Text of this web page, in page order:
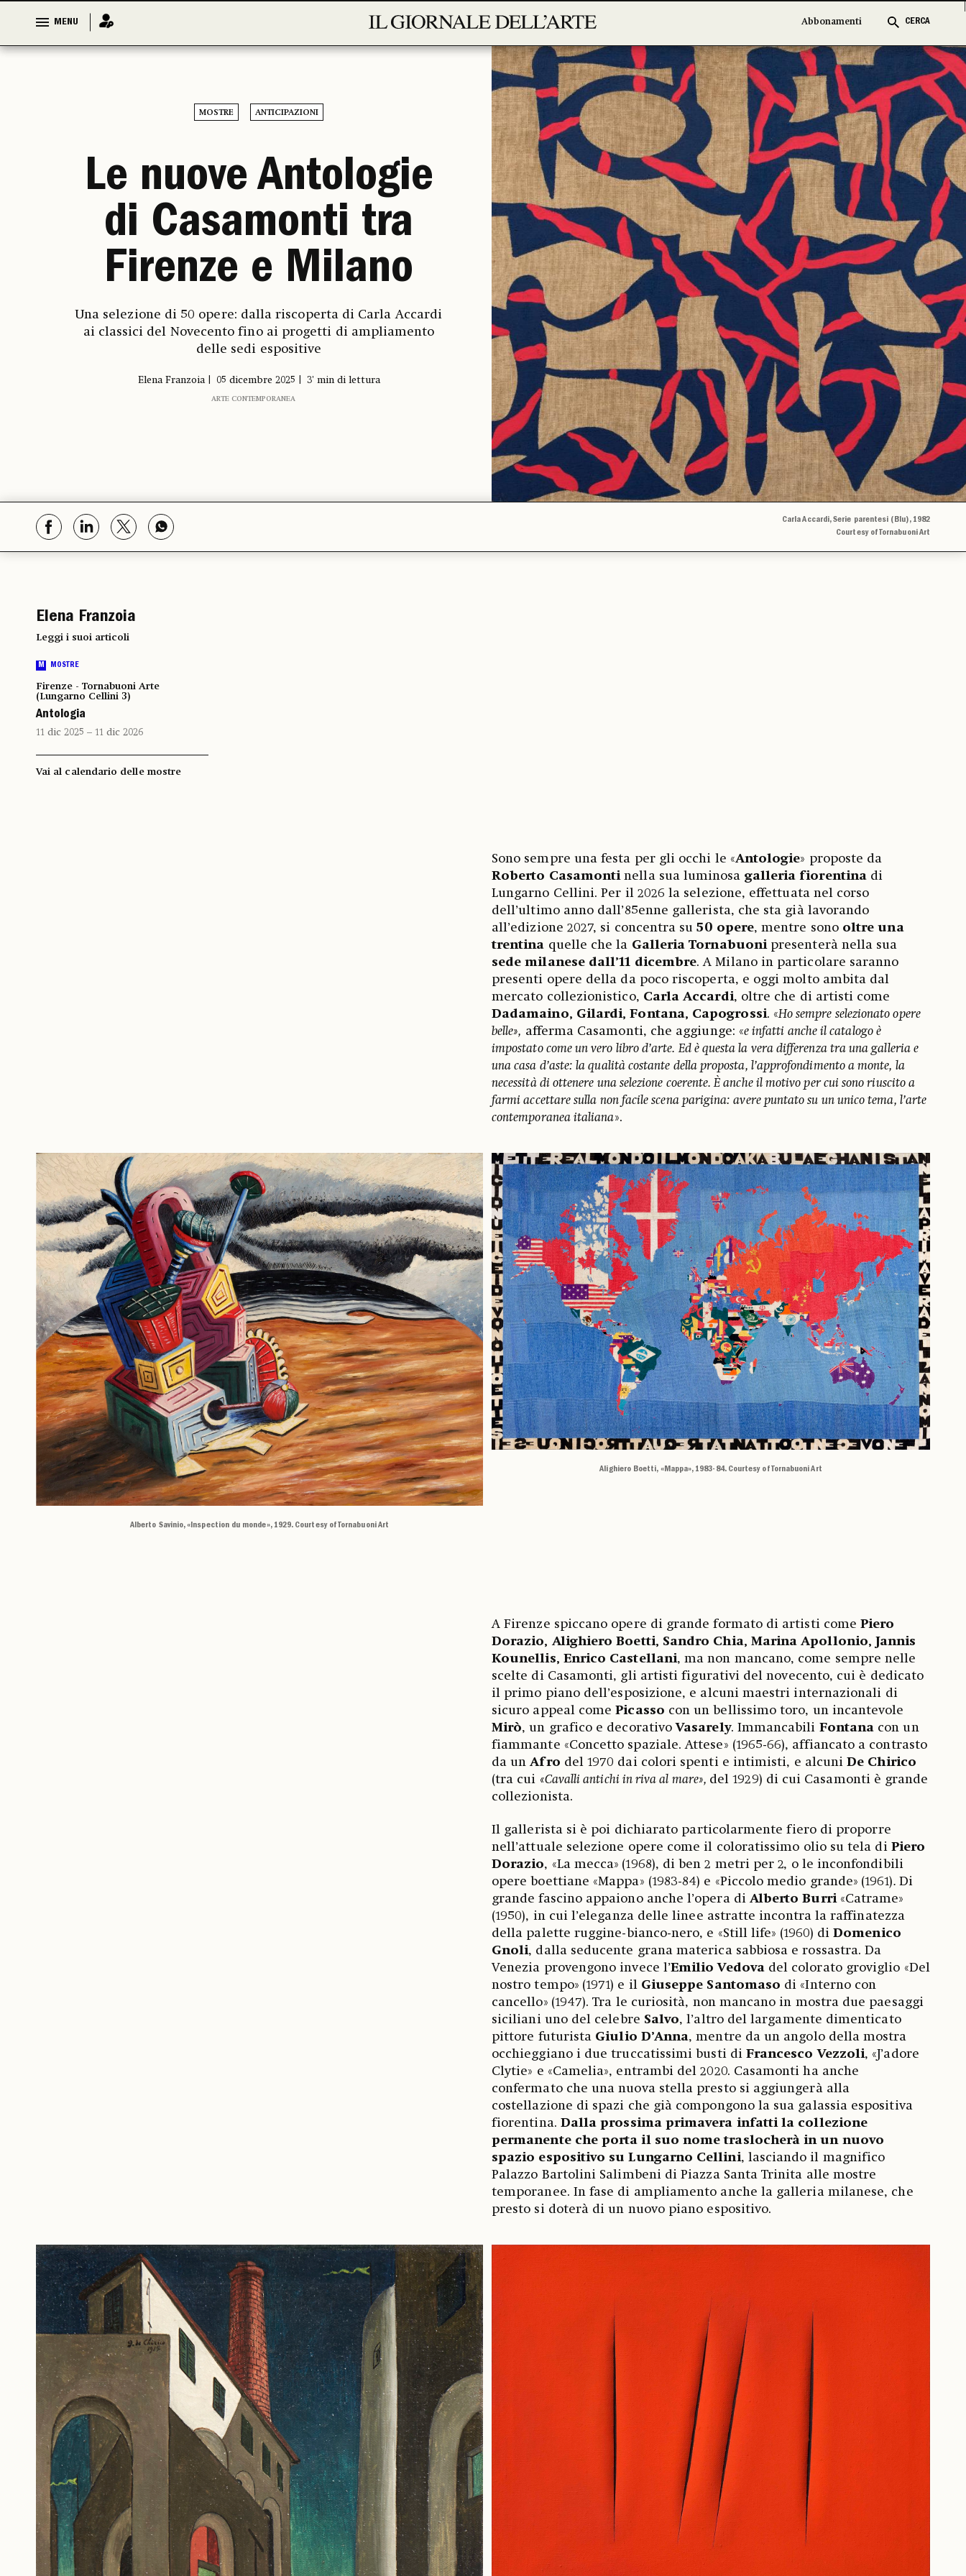
MENU Abbonamenti CERCA
MENU Abbonamenti CERCA
MOSTRE ANTICIPAZIONI
Le nuove Antologie
di Casamonti tra
Firenze e Milano
Una selezione di 50 opere: dalla riscoperta di Carla Accardi
ai classici del Novecento fino ai progetti di ampliamento
delle sedi espositive
Elena Franzoia 05 dicembre 2025 3' min di lettura
ARTE CONTEMPORANEA
Carla Accardi, Serie parentesi (Blu), 1982
Courtesy of Tornabuoni Art
Elena Franzoia
Leggi i suoi articoli
M MOSTRE
Firenze - Tornabuoni Arte
(Lungarno Cellini 3)
Antologia
11 dic 2025 – 11 dic 2026
Vai al calendario delle mostre
Sono sempre una festa per gli occhi le «Antologie» proposte da
Roberto Casamontinella sua luminosa galleria fiorentina di
Lungarno Cellini. Per il 2026 la selezione, effettuata nel corso
dell’ultimo anno dall’85enne gallerista, che sta già lavorando
all’edizione 2027, si concentra su50 opere, mentre sonooltre una
trentina quelle che la Galleria Tornabuoni presenterà nella sua
sede milanese dall’11 dicembre. A Milano in particolare saranno
presenti opere della da poco riscoperta, e oggi molto ambita dal
mercato collezionistico, Carla Accardi, oltre che di artisti come
Dadamaino, Gilardi, Fontana, Capogrossi. «Ho sempre selezionato opere
belle», afferma Casamonti, che aggiunge: «e infatti anche il catalogo è
impostato come un vero libro d’arte. Ed è questa la vera differenza tra una galleria e
una casa d’aste: la qualità costante della proposta, l’approfondimento a monte, la
necessità di ottenere una selezione coerente. È anche il motivo per cui sono riuscito a
farmi accettare sulla non facile scena parigina: avere puntato su un unico tema, l’arte
contemporanea italiana».
Alberto Savinio, «Inspection du monde», 1929. Courtesy of Tornabuoni Art
Alighiero Boetti, «Mappa», 1983-84. Courtesy of Tornabuoni Art
A Firenze spiccano opere di grande formato di artisti comePiero
Dorazio, Alighiero Boetti, Sandro Chia, Marina Apollonio, Jannis
Kounellis, Enrico Castellani, ma non mancano, come sempre nelle
scelte di Casamonti, gli artisti figurativi del novecento, cui è dedicato
il primo piano dell’esposizione, e alcuni maestri internazionali di
sicuro appeal comePicasso con un bellissimo toro, un incantevole
Mirò, un grafico e decorativoVasarely. Immancabili Fontana con un
fiammante «Concetto spaziale. Attese» (1965-66), affiancato a contrasto
da unAfro del 1970 dai colori spenti e intimisti, e alcuni De Chirico
(tra cui «Cavalli antichi in riva al mare», del 1929) di cui Casamonti è grande
collezionista.
Il gallerista si è poi dichiarato particolarmente fiero di proporre
nell’attuale selezione opere come il coloratissimo olio su tela di Piero
Dorazio, «La mecca» (1968), di ben 2 metri per 2, o le inconfondibili
opere boettiane «Mappa» (1983-84) e «Piccolo medio grande» (1961). Di
grande fascino appaiono anche l’opera di Alberto Burri«Catrame»
(1950), in cui l’eleganza delle linee astratte incontra la raffinatezza
della palette ruggine-bianco-nero, e «Still life» (1960) diDomenico
Gnoli, dalla seducente grana materica sabbiosa e rossastra. Da
Venezia provengono invece l’Emilio Vedova del colorato groviglio «Del
nostro tempo» (1971) e il Giuseppe Santomaso di «Interno con
cancello» (1947). Tra le curiosità, non mancano in mostra due paesaggi
siciliani uno del celebre Salvo, l’altro del largamente dimenticato
pittore futurista Giulio D’Anna, mentre da un angolo della mostra
occhieggiano i due truccatissimi busti di Francesco Vezzoli, «J’adore
Clytie» e «Camelia», entrambi del 2020. Casamonti ha anche
confermato che una nuova stella presto si aggiungerà alla
costellazione di spazi che già compongono la sua galassia espositiva
fiorentina. Dalla prossima primavera infatti la collezione
permanente che porta il suo nome traslocherà in un nuovo
spazio espositivo su Lungarno Cellini, lasciando il magnifico
Palazzo Bartolini Salimbeni di Piazza Santa Trinita alle mostre
temporanee. In fase di ampliamento anche la galleria milanese, che
presto si doterà di un nuovo piano espositivo.